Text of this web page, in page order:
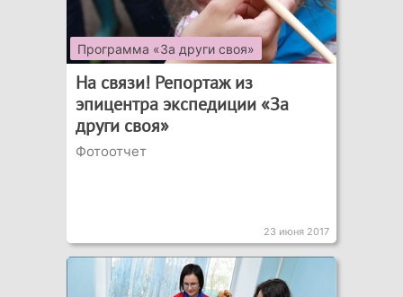
Программа «За други своя»
На связи! Репортаж из
эпицентра экспедиции «За
други своя»
Фотоотчет
23 июня 2017